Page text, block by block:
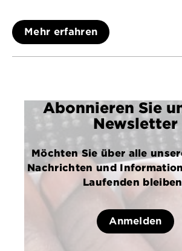
Mehr erfahren
Abonnieren Sie
Newsletter
Möchten Sie über alle
Nachrichten und
Laufenden
Anmelden